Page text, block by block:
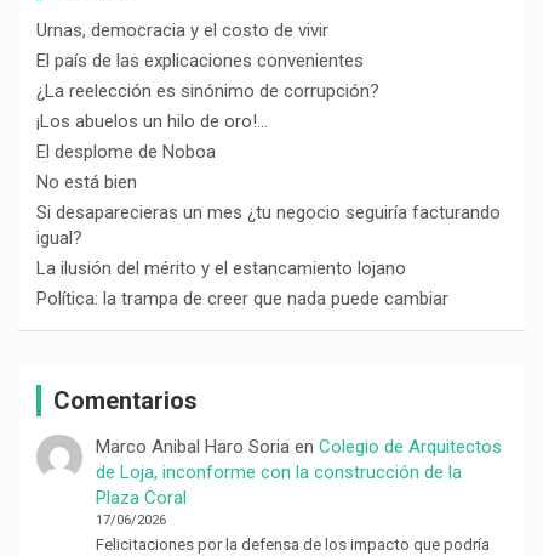
Urnas, democracia y el costo de vivir
El país de las explicaciones convenientes
¿La reelección es sinónimo de corrupción?
¡Los abuelos un hilo de oro!…
El desplome de Noboa
No está bien
Si desaparecieras un mes ¿tu negocio seguiría facturando
igual?
La ilusión del mérito y el estancamiento lojano
Política: la trampa de creer que nada puede cambiar
Comentarios
Marco Anibal Haro Soriaen Colegio de Arquitectos
de Loja, inconforme con la construcción de la
Plaza Coral
17/06/2026
Felicitaciones por la defensa de los impacto que podría